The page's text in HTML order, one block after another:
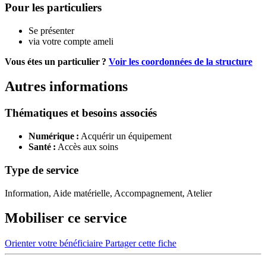
Pour les particuliers
Se présenter
via votre compte ameli
Vous étes un particulier ? Voir les coordonnées de la structure
Autres informations
Thématiques et besoins associés
Numérique : Acquérir un équipement
Santé : Accès aux soins
Type de service
Information, Aide matérielle, Accompagnement, Atelier
Mobiliser ce service
Orienter votre bénéficiaire Partager cette fiche